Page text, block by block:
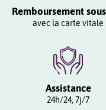
Remboursement
avec la carte vitale
Assistance
24h/24, 7j/7